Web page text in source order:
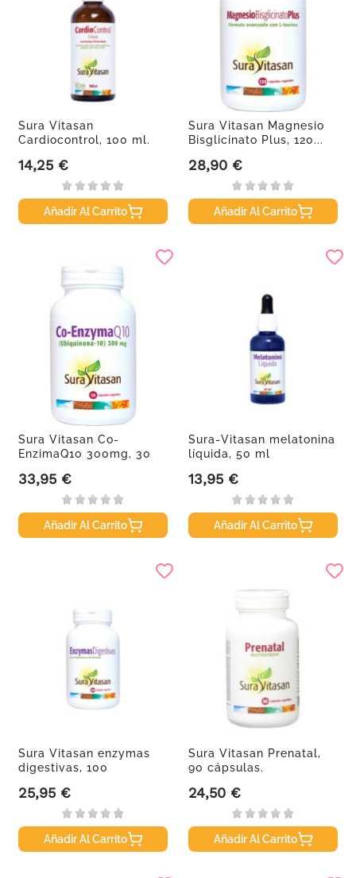
Sura Vitasan
Cardiocontrol, 100 ml.
Precio
14,25 €
Añadir Al Carrito
Sura Vitasan Magnesio
Bisglicinato Plus, 120...
Precio
28,90 €
Añadir Al Carrito
Sura Vitasan Co-
EnzimaQ10 300mg, 30
Precio
33,95 €
Añadir Al Carrito
Sura-Vitasan melatonina
líquida, 50 ml
Precio
13,95 €
Añadir Al Carrito
Sura Vitasan enzymas
digestivas, 100
Precio
25,95 €
Añadir Al Carrito
Sura Vitasan Prenatal,
90 cápsulas.
Precio
24,50 €
Añadir Al Carrito